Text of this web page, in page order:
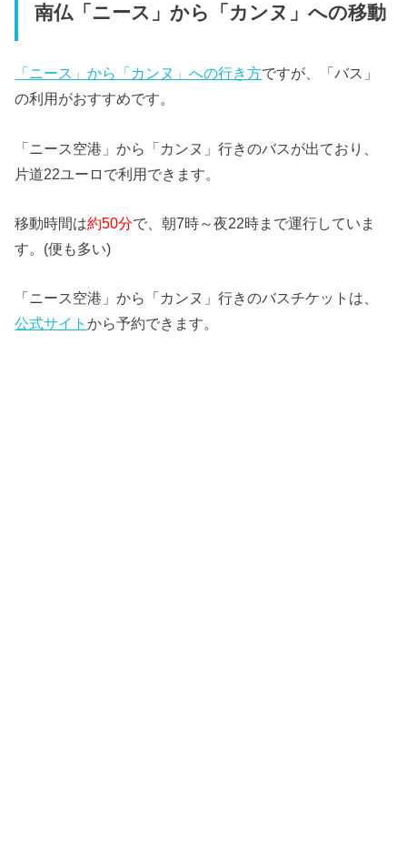
南仏「ニース」から「カンヌ」への移動
「ニース」から「カンヌ」への行き方ですが、「バス」
の利用がおすすめです。
「ニース空港」から「カンヌ」行きのバスが出ており、
片道22ユーロで利用できます。
移動時間は約50分で、朝7時～夜22時まで運行していま
す。(便も多い)
「ニース空港」から「カンヌ」行きのバスチケットは、
公式サイトから予約できます。